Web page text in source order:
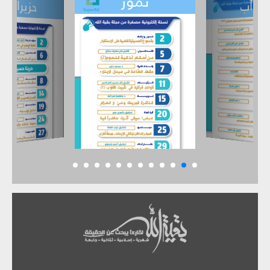
آب حزيران